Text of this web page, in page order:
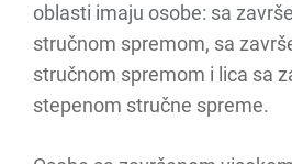
oblasti imaju osobe: sa
stručnom spremom, sa
stručnom spremom i lica sa
stepenom stručne spreme.